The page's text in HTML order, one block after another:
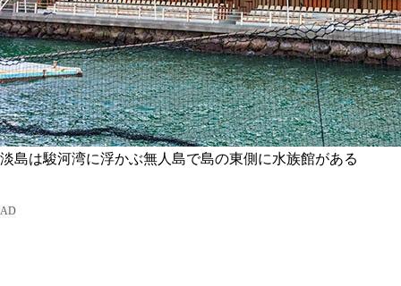
淡島は駿河湾に浮かぶ無人島で島の東側に水族館がある